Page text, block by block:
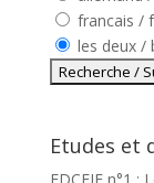
francais /
les deux /
Etudes et